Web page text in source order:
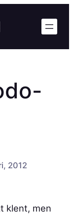
2012
klent, men